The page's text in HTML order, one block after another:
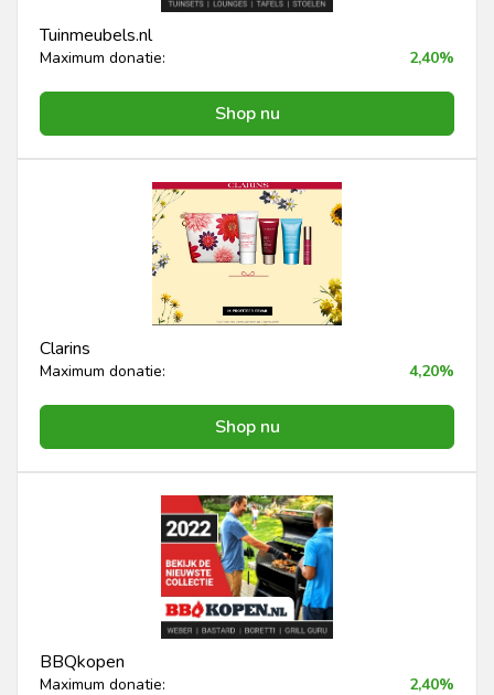
Tuinmeubels.nl
Maximum donatie: 2,40%
Shop nu
Clarins
Maximum donatie: 4,20%
Shop nu
BBQkopen
Maximum donatie: 2,40%